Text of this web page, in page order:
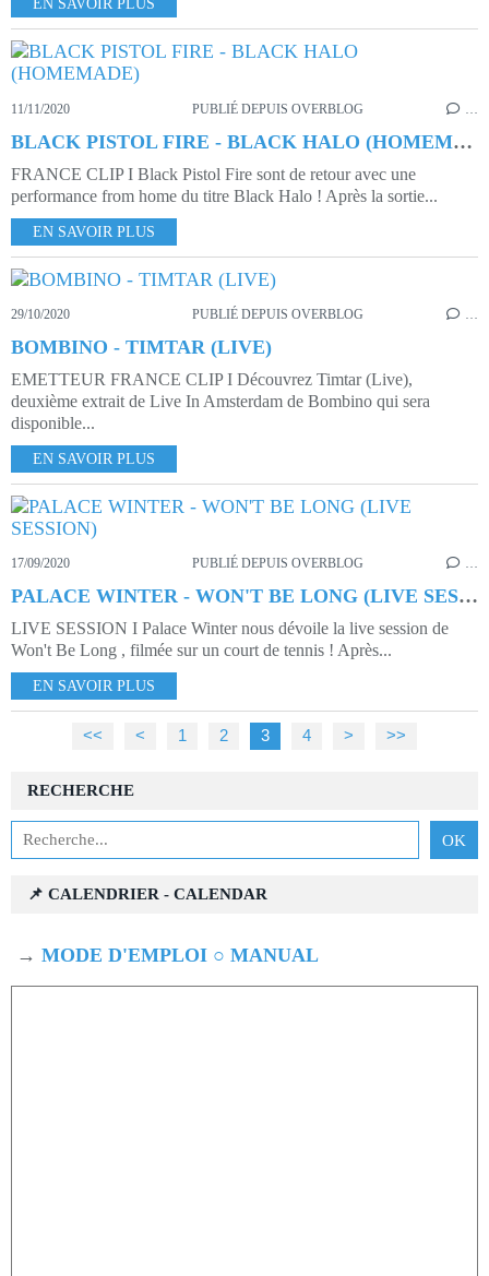
EN SAVOIR PLUS
11/11/2020 PUBLIÉ DEPUIS OVERBLOG
BLACK PISTOL FIRE - BLACK HALO (HOMEMADE)
FRANCE CLIP I Black Pistol Fire sont de retour avec une
performance from home du titre Black Halo ! Après la sortie...
EN SAVOIR PLUS
29/10/2020 PUBLIÉ DEPUIS OVERBLOG …
BOMBINO - TIMTAR (LIVE)
EMETTEUR FRANCE CLIP I Découvrez Timtar (Live),
deuxième extrait de Live In Amsterdam de Bombino qui sera
disponible...
EN SAVOIR PLUS
17/09/2020 PUBLIÉ DEPUIS OVERBLOG …
PALACE WINTER - WON'T BE LONG (LIVE SESSION)
LIVE SESSION I Palace Winter nous dévoile la live session de
Won't Be Long , filmée sur un court de tennis ! Après...
EN SAVOIR PLUS
<< < 1 2 3 4 > >>
RECHERCHE
📌 CALENDRIER - CALENDAR
→ MODE D'EMPLOI ○ MANUAL